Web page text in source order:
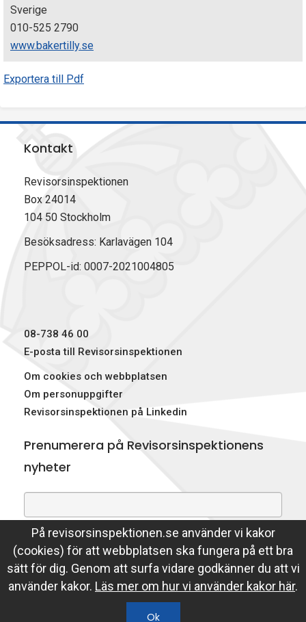
Sverige
010-525 2790
www.bakertilly.se
Exportera till Pdf
På revisorsinspektionen.se använder vi kakor
(cookies) för att webbplatsen ska fungera på ett bra
sätt för dig. Genom att surfa vidare godkänner du att vi
använder kakor. Läs mer om hur vi använder kakor här.
Kontakt
Revisorsinspektionen
Box 24014
104 50 Stockholm
Besöksadress: Karlavägen 104
PEPPOL-id: 0007-2021004805
08-738 46 00
E-posta till Revisorsinspektionen
Om cookies och webbplatsen
Om personuppgifter
Revisorsinspektionen på Linkedin
Prenumerera på Revisorsinspektionens
nyheter
Genom att prenumerera på nyheter godkänner du att
Revisorsinspektionen lagrar din e-postadress.
Läs mer